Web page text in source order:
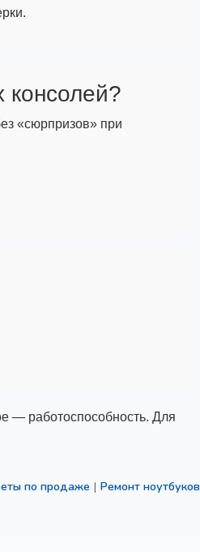
«сюрпризов» при
— работоспособность. Для
по продаже | Ремонт ноутбуков